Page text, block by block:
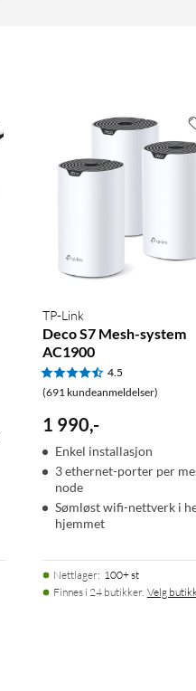
TP-Link
Deco S7 Mesh-system
AC1900
4.5
(691 kundeanmeldelser)
1 990,-
Enkel installasjon
3 ethernet-porter per
node
Sømløst wifi-nettverk i
hjemmet
Nettlager: 100+ st
Finnes i 24 butikker. Velg